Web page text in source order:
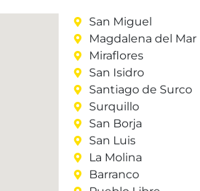
San Miguel
Magdalena del Mar
Miraflores
San Isidro
Santiago de Surco
Surquillo
San Borja
San Luis
La Molina
Barranco